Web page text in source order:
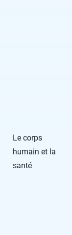
Le corps
humain et la
santé